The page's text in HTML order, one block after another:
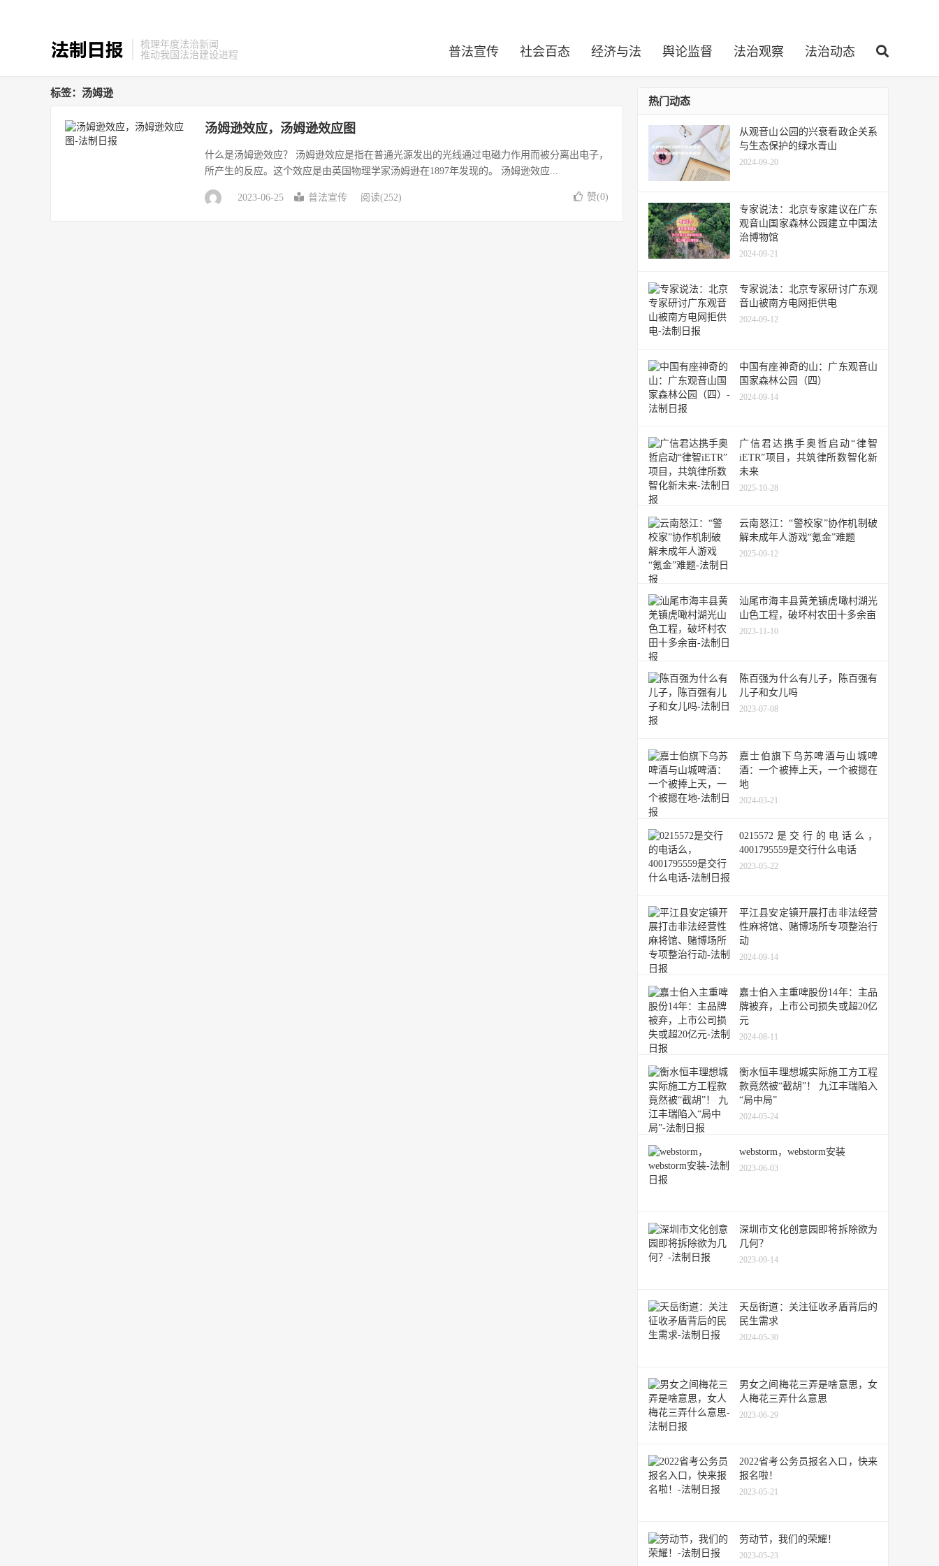
梳理年度法治新闻
推动我国法治建设进程
普法宣传 社会百态 经济与法 舆论监督 法治观察 法治动态
标签：汤姆逊
汤姆逊效应，汤姆逊效应图
什么是汤姆逊效应？ 汤姆逊效应是指在普通光源发出的光线通过电磁力作用而被分离出电子，
所产生的反应。这个效应是由英国物理学家汤姆逊在1897年发现的。 汤姆逊效应...
2023-06-25 普法宣传 阅读(252) 赞(0)
热门动态
从观音山公园的兴衰看政企关系
与生态保护的绿水青山
2024-09-20
专家说法：北京专家建议在广东
观音山国家森林公园建立中国法
治博物馆
2024-09-21
专家说法：北京专家研讨广东观
音山被南方电网拒供电
2024-09-12
中国有座神奇的山：广东观音山
国家森林公园（四）
2024-09-14
广信君达携手奥哲启动“律智
iETR”项目，共筑律所数智化新
未来
2025-10-28
云南怒江：“警校家”协作机制破
解未成年人游戏“氪金”难题
2025-09-12
汕尾市海丰县黄羌镇虎噉村湖光
山色工程，破坏村农田十多余亩
2023-11-10
陈百强为什么有儿子，陈百强有
儿子和女儿吗
2023-07-08
嘉士伯旗下乌苏啤酒与山城啤
酒：一个被捧上天，一个被摁在
地
2024-03-21
0215572是交行的电话么，
4001795559是交行什么电话
2023-05-22
平江县安定镇开展打击非法经营
性麻将馆、赌博场所专项整治行
动
2024-09-14
嘉士伯入主重啤股份14年：主品
牌被弃，上市公司损失或超20亿
元
2024-08-11
衡水恒丰理想城实际施工方工程
款竟然被“截胡”！ 九江丰瑞陷入
“局中局”
2024-05-24
webstorm，webstorm安装
2023-06-03
深圳市文化创意园即将拆除欲为
几何？
2023-09-14
天岳街道：关注征收矛盾背后的
民生需求
2024-05-30
男女之间梅花三弄是啥意思，女
人梅花三弄什么意思
2023-06-29
2022省考公务员报名入口，快来
报名啦！
2023-05-21
劳动节，我们的荣耀！
2023-05-23